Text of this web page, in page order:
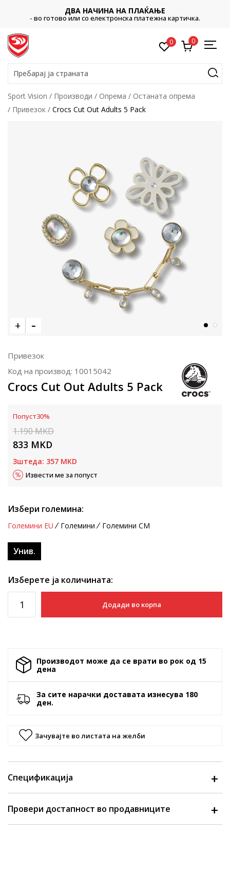
ДВА НАЧИНА НА ПЛАЌАЊЕ
- во готово или со електронска платежна картичка.
0 0
Пребарај ја страната
Sport Vision Производи Опрема
Останата опрема
Привезок
Crocs Cut Out Adults 5 Pack
Привезок
Код на производ: 10015042
Crocs Cut Out Adults 5 Pack
Попуст30%
1.190MKD
833 MKD
Зштеда: 357 MKD
Извести ме за попуст
Избери големина:
Големини EU Големини Големини CM
Унив.
Изберете ја количината:
Додади во корпа
Производот може да се врати во рок од 15
денa
За сите нарачки доставата изнесува 180
ден.
Зачувајте во листата на желби
Спецификација
Провери достапност во продавниците